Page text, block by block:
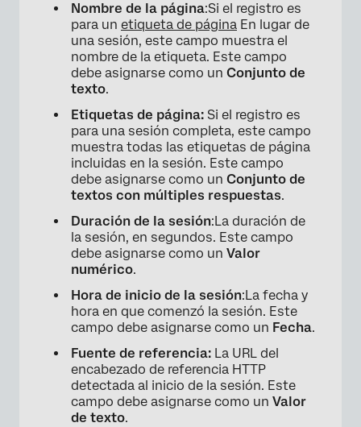
Nombre de la página:Si el registro es
para un etiqueta de página En lugar de
una sesión, este campo muestra el
nombre de la etiqueta. Este campo
debe asignarse como un Conjunto de
texto.
Etiquetas de página: Si el registro es
para una sesión completa, este campo
muestra todas las etiquetas de página
incluidas en la sesión. Este campo
debe asignarse como un Conjunto de
textos con múltiples respuestas.
Duración de la sesión:La duración de
la sesión, en segundos. Este campo
debe asignarse como un Valor
numérico.
Hora de inicio de la sesión:La fecha y
hora en que comenzó la sesión. Este
campo debe asignarse como un Fecha.
Fuente de referencia: La URL del
encabezado de referencia HTTP
detectada al inicio de la sesión. Este
campo debe asignarse como un Valor
de texto.